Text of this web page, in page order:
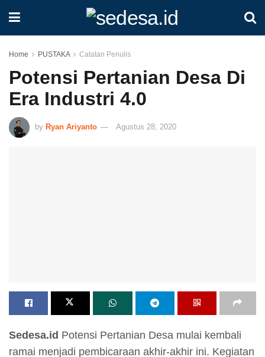
Home PUSTAKA Catatan Penulis
Potensi Pertanian Desa Di
Era Industri 4.0
by Ryan Ariyanto Agustus 28, 2020
Sedesa.id Potensi Pertanian Desa mulai kembali
ramai menjadi pembicaraan akhir-akhir ini. Kegiatan